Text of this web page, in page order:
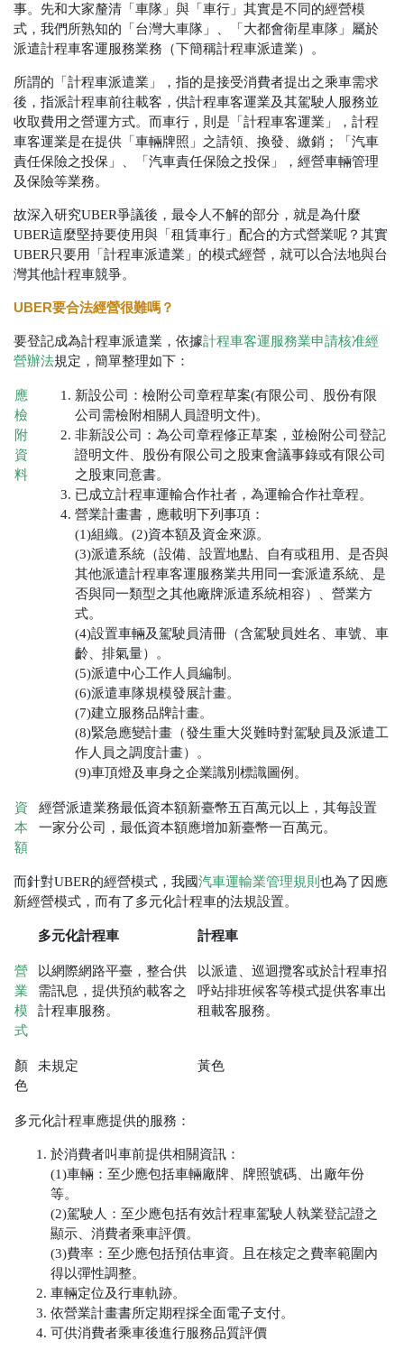
事。先和大家釐清「車隊」與「車行」其實是不同的經營模
式，我們所熟知的「台灣大車隊」、「大都會衛星車隊」屬於
派遣計程車客運服務業務（下簡稱計程車派遣業）。
所謂的「計程車派遣業」，指的是接受消費者提出之乘車需求
後，指派計程車前往載客，供計程車客運業及其駕駛人服務並
收取費用之營運方式。而車行，則是「計程車客運業」，計程
車客運業是在提供「車輛牌照」之請領、換發、繳銷；「汽車
責任保險之投保」、「汽車責任保險之投保」
，經營車輛管理
及保險等業務。
故深入研究UBER爭議後，最令人不解的部分，就是為什麼
UBER這麼堅持要使用與「租賃車行」配合的方式營業呢？其實
UBER只要用「計程車派遣業」的模式經營，就可以合法地與台
灣其他計程車競爭。
UBER要合法經營很難嗎？
要登記成為計程車派遣業，依據計程車客運服務業申請核准經
營辦法規定，簡單整理如下：
應
檢
附
資
料
新設公司：檢附公司章程草案(有限公司、股份有限
公司需檢附相關人員證明文件)。
非新設公司：為公司章程修正草案，並檢附公司登記
證明文件、股份有限公司之股東會議事錄或有限公司
之股東同意書。
已成立計程車運輸合作社者，為運輸合作社章程。
營業計畫書，應載明下列事項：
(1)組織。(2)資本額及資金來源。
(3)派遣系統（設備、設置地點、自有或租用、是否與
其他派遣計程車客運服務業共用同一套派遣系統、是
否與同一類型之其他廠牌派遣系統相容）、營業方
式。
(4)設置車輛及駕駛員清冊（含駕駛員姓名、車號、車
齡、排氣量）。
(5)派遣中心工作人員編制。
(6)派遣車隊規模發展計畫。
(7)建立服務品牌計畫。
(8)緊急應變計畫（發生重大災難時對駕駛員及派遣工
作人員之調度計畫）。
(9)車頂燈及車身之企業識別標識圖例。
資
本
額
經營派遣業務最低資本額新臺幣五百萬元以上，其每設置
一家分公司，最低資本額應增加新臺幣一百萬元。
而針對UBER的經營模式，我國汽車運輸業管理規則 也為了因應
新經營模式，而有了多元化計程車的法規設置。
多元化計程車 計程車
營
業
模
式
以網際網路平臺，整合供
需訊息，提供預約載客之
計程車服務。
以派遣、巡迴攬客或於計程車招
呼站排班候客等模式提供客車出
租載客服務。
顏
色
未規定 黃色
多元化計程車應提供的服務：
於消費者叫車前提供相關資訊：
(1)車輛：至少應包括車輛廠牌、牌照號碼、出廠年份
等。
(2)駕駛人：至少應包括有效計程車駕駛人執業登記證之
顯示、消費者乘車評價。
(3)費率：至少應包括預估車資。且在核定之費率範圍內
得以彈性調整。
車輛定位及行車軌跡。
依營業計畫書所定期程採全面電子支付。
可供消費者乘車後進行服務品質評價